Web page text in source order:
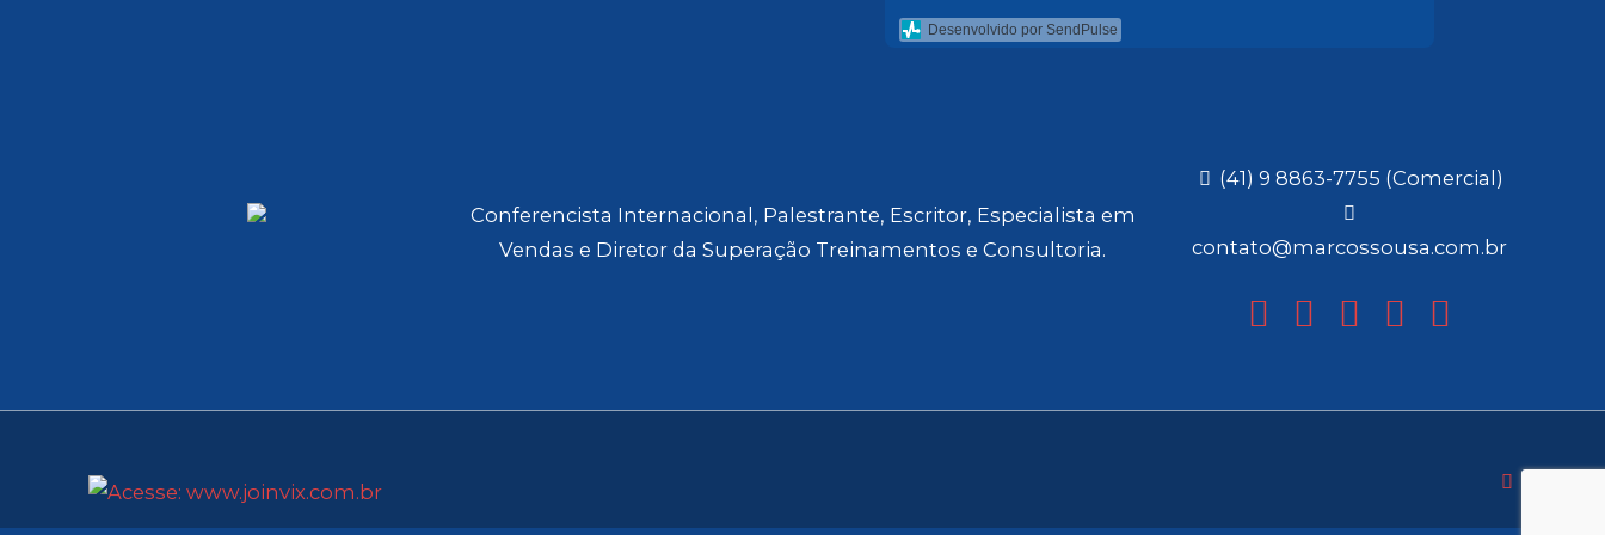
Desenvolvido por SendPulse
Conferencista Internacional, Palestrante, Escritor, Especialista em
Vendas e Diretor da Superação Treinamentos e Consultoria.
(41) 9 8863-7755 (Comercial)
contato@marcossousa.com.br